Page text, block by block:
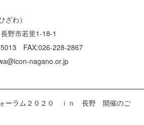
わ）
若里1-18-1
FAX:026-228-2867
nagano.or.jp
ォーラム２０２０ ｉｎ 長野 開催のご